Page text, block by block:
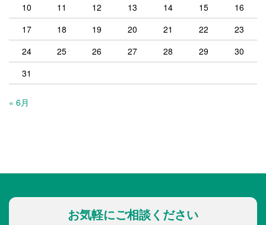
10
11 12 13 14 15
16
17
18 19 20 21 22
23
24
25 26 27 28 29
30
31
« 6月
お気軽にご相談ください